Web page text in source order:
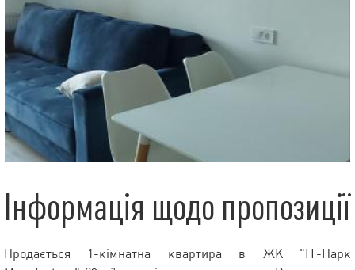
Інформація щодо пропозиції
Продається 1-кімнатна квартира в ЖК "IT-Парк